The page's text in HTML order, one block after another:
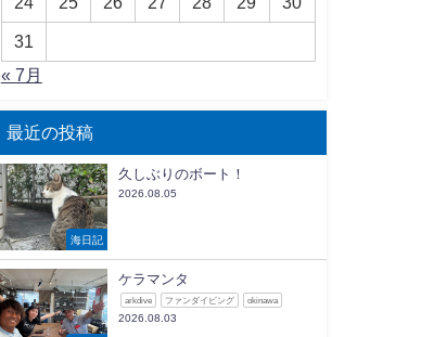
31
« 7月
最近の投稿
海日記
久しぶりのボート！
2026.08.05
ケラマンタ
arkdive ファンダイビング okinawa
2026.08.03